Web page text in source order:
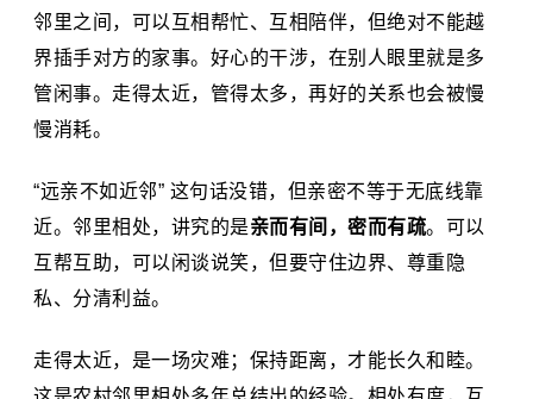
邻里之间，可以互相帮忙、互相陪伴，但绝对不能越
界插手对方的家事。好心的干涉，在别人眼里就是多
管闲事。走得太近，管得太多，再好的关系也会被慢
慢消耗。
“远亲不如近邻” 这句话没错，但亲密不等于无底线靠
近。邻里相处，讲究的是亲而有间，密而有疏。可以
互帮互助，可以闲谈说笑，但要守住边界、尊重隐
私、分清利益。
走得太近，是一场灾难；保持距离，才能长久和睦。